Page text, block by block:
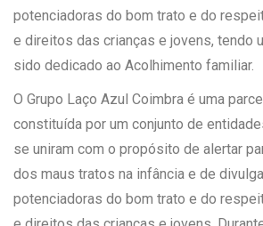
potenciadoras do bom trato e do
e direitos das crianças e jovens, tendo
sido dedicado ao Acolhimento familiar.
O Grupo Laço Azul Coimbra é uma
constituída por um conjunto de
se uniram com o propósito de alertar
dos maus tratos na infância e de
potenciadoras do bom trato e do